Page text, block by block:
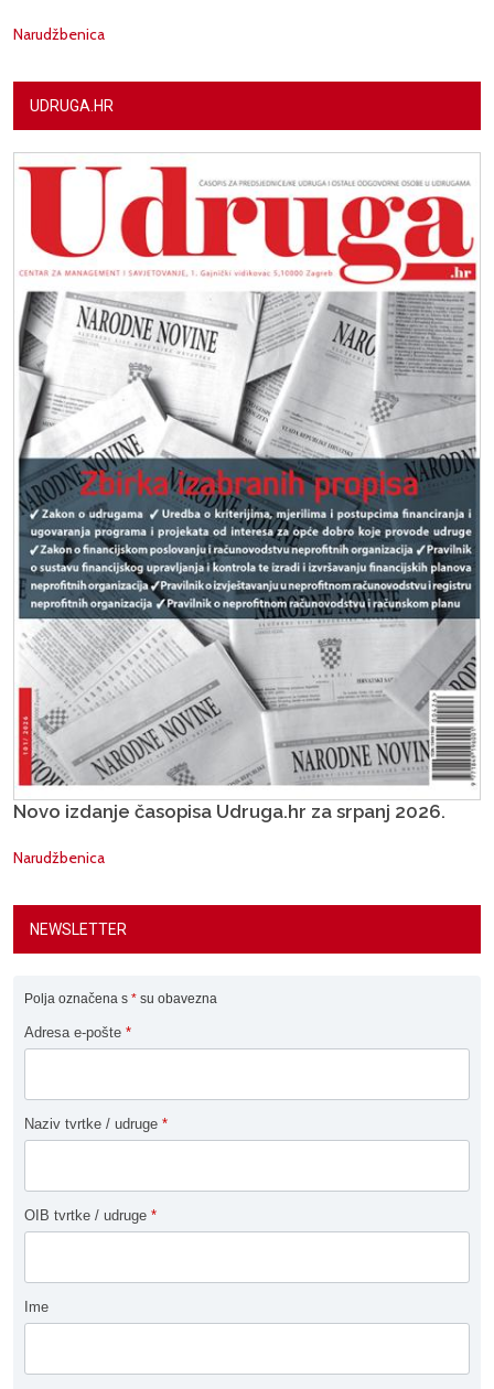
Narudžbenica
UDRUGA.HR
Novo izdanje časopisa Udruga.hr za srpanj 2026.
Narudžbenica
NEWSLETTER
Polja označena s * su obavezna
Adresa e-pošte *
Naziv tvrtke / udruge *
OIB tvrtke / udruge *
Ime